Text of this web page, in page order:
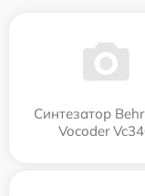
Синтезатор
Vocoder